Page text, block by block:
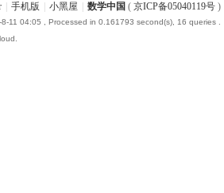
手机版 小黑屋 数学中国 ( 京ICP备05040119号)
11 04:05 , Processed in 0.161793 second(s), 16 queries .